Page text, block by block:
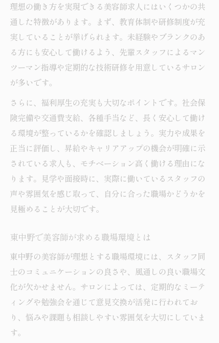
理想の働き方を実現できる美容師求人にはいくつかの共
通した特徴があります。まず、教育体制や研修制度が充
実していることが挙げられます。未経験やブランクのあ
る方にも安心して働けるよう、先輩スタッフによるマン
ツーマン指導や定期的な技術研修を用意しているサロン
が多いです。
さらに、福利厚生の充実も大切なポイントです。社会保
険完備や交通費支給、各種手当など、長く安心して働け
る環境が整っているかを確認しましょう。実力や成果を
正当に評価し、昇給やキャリアアップの機会が明確に示
されている求人も、モチベーション高く働ける理由にな
ります。見学や面接時に、実際に働いているスタッフの
声や雰囲気を感じ取って、自分に合った職場かどうかを
見極めることが大切です。
東中野で美容師が求める職場環境とは
東中野の美容師が理想とする職場環境には、スタッフ同
士のコミュニケーションの良さや、風通しの良い職場文
化が欠かせません。サロンによっては、定期的なミーテ
ィングや勉強会を通じて意見交換が活発に行われてお
り、悩みや課題も相談しやすい雰囲気を大切にしていま
す。